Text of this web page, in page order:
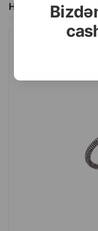
Hamısını Gör
İT ÜÇÜN IPLI